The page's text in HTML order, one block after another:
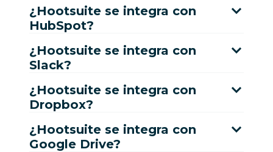
¿Hootsuite se integra con
HubSpot?
¿Hootsuite se integra con
Slack?
¿Hootsuite se integra con
Dropbox?
¿Hootsuite se integra con
Google Drive?